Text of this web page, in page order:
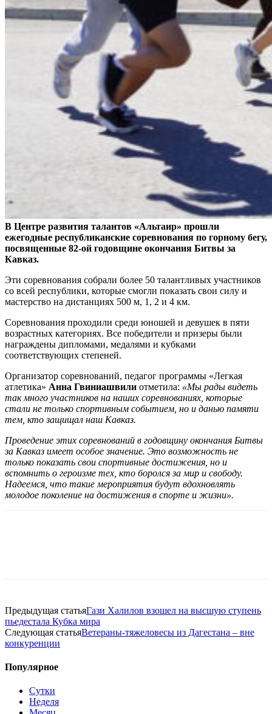
В Центре развития талантов «Альтаир» прошли
ежегодные республиканские соревнования по горному бегу,
посвященные 82-ой годовщине окончания Битвы за
Кавказ.
Эти соревнования собрали более 50 талантливых участников
со всей республики, которые смогли показать свои силу и
мастерство на дистанциях 500 м, 1, 2 и 4 км.
Соревнования проходили среди юношей и девушек в пяти
возрастных категориях. Все победители и призеры были
награждены дипломами, медалями и кубками
соответствующих степеней.
Организатор соревнований, педагог программы «Легкая
атлетика» Анна Гвиниашвили отметила: «Мы рады видеть
так много участников на наших соревнованиях, которые
стали не только спортивным событием, но и данью памяти
тем, кто защищал наш Кавказ.
Проведение этих соревнований в годовщину окончания Битвы
за Кавказ имеет особое значение. Это возможность не
только показать свои спортивные достижения, но и
вспомнить о героизме тех, кто боролся за мир и свободу.
Надеемся, что такие мероприятия будут вдохновлять
молодое поколение на достижения в спорте и жизни».
Предыдущая статьяГази Халилов взошел на высшую ступень
пьедестала Кубка мира
Следующая статьяВетераны-тяжеловесы из Дагестана – вне
конкуренции
Популярное
Сутки
Неделя